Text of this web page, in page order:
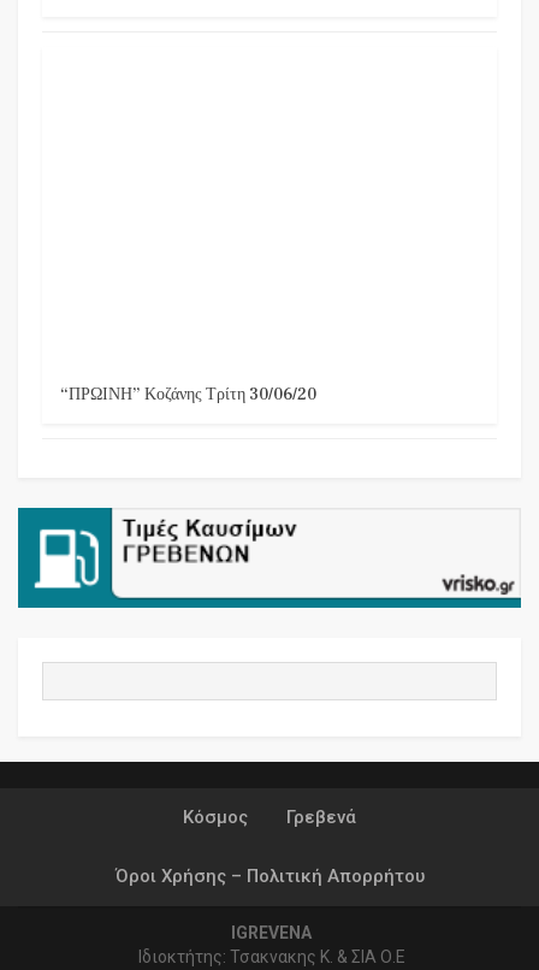
“ΠΡΩΙΝΗ” Κοζάνης Τρίτη 30/06/20
Κόσμος Γρεβενά
Όροι Χρήσης – Πολιτική Απορρήτου
IGREVENA
Ιδιοκτήτης: Τσακνακης Κ. & ΣΙΑ Ο.Ε